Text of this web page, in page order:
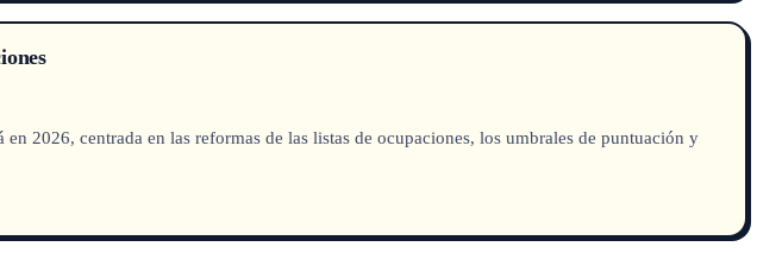
2026, centrada en las reformas de las listas de ocupaciones, los umbrales de puntuación y